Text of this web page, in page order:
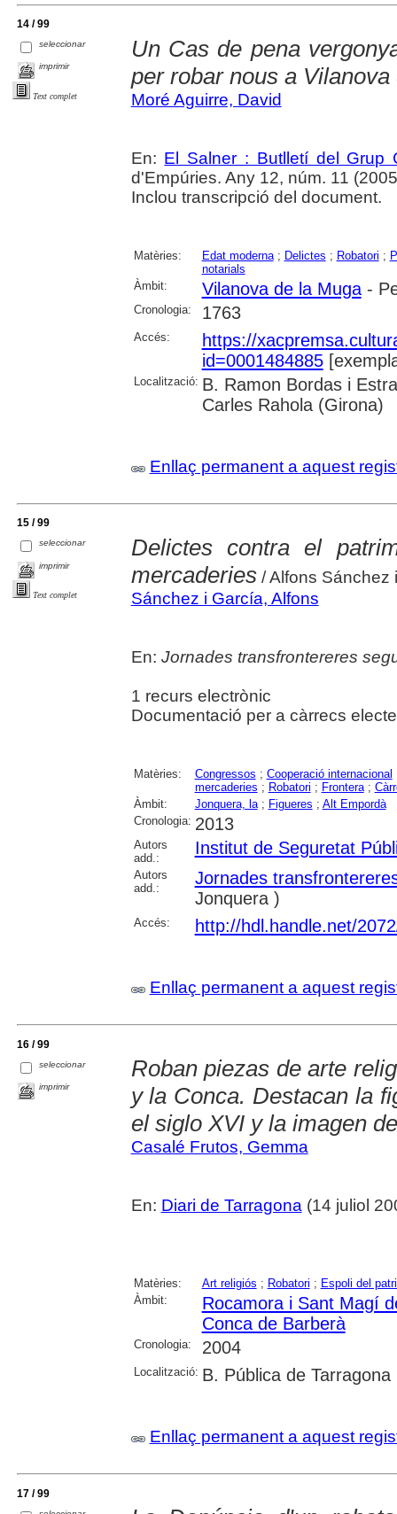
14 / 99
seleccionar
imprimir
Text complet
Un Cas de pena
per robar nous a Vilanova
Moré Aguirre, David
En: El Salner : Butlletí del Grup
d'Empúries. Any 12, núm. 11
Inclou transcripció del document.
Matèries: Edat moderna; Delictes ; Robatori ;
notarials
Àmbit:
Vilanova de la Muga-
Cronologia: 1763
Accés:
https://
id=0001484885
Localització: B. Ramon Bordas i
Carles Rahola (Girona)
Enllaç permanent a aquest
15 / 99
seleccionar
imprimir
Text complet
Delictes contra el
mercaderies/ Alfons Sánchez
Sánchez i García, Alfons
En: Jornades transfrontereres
1 recurs electrònic
Documentació per a càrrecs
Matèries: Congressos ; Cooperació internacional
mercaderies ; Robatori ; Frontera;
Àmbit:
Jonquera, la; Figueres ; Alt Empordà
Cronologia: 2013
Autors
add.:
Institut de Seguretat
Autors
add.:
Jornades
Jonquera )
Accés: http://hdl.handle.net/
Enllaç permanent a aquest
16 / 99
seleccionar
imprimir
Roban piezas de arte
y la Conca. Destacan la
el siglo XVI y la imagen
Casalé Frutos, Gemma
En: Diari de Tarragona (14 juliol
Matèries: Art religiós ; Robatori ; Espoli del
Àmbit:
Rocamora i Sant Magí
Conca de Barberà
Cronologia: 2004
Localització: B. Pública de Tarragona
Enllaç permanent a aquest
17 / 99